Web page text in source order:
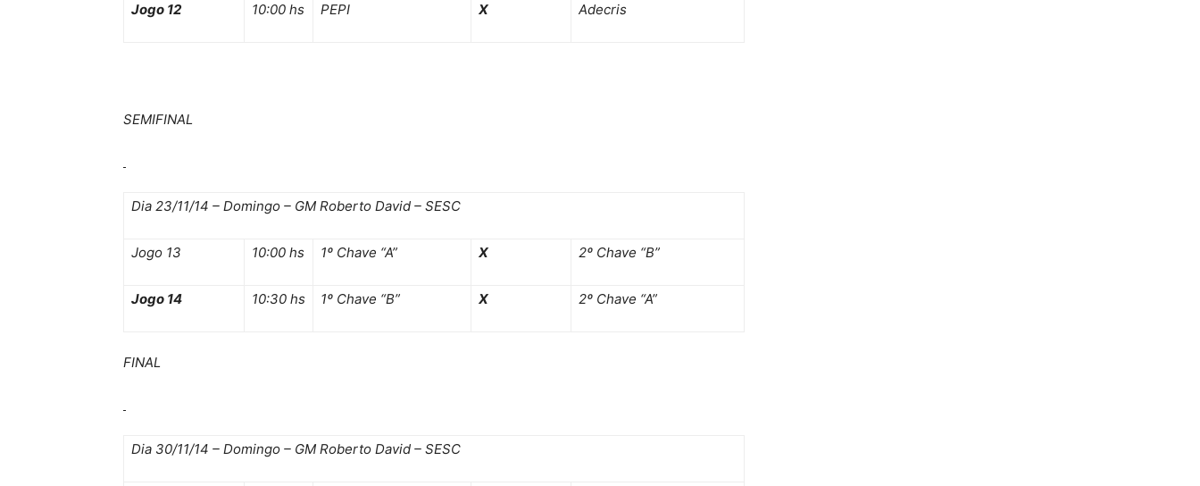
Jogo 12 10:00 hs PEPI X Adecris
SEMIFINAL
Dia 23/11/14 – Domingo – GM Roberto David – SESC
Jogo 13 10:00 hs 1º Chave “A” X 2º Chave “B”
Jogo 14 10:30 hs 1º Chave “B” X 2º Chave “A”
FINAL
Dia 30/11/14 – Domingo – GM Roberto David – SESC